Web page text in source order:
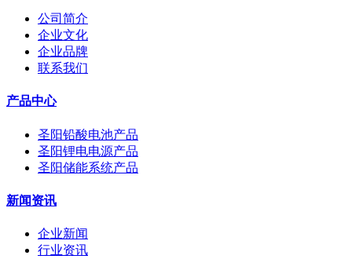
公司简介
企业文化
企业品牌
联系我们
产品中心
圣阳铅酸电池产品
圣阳锂电电源产品
圣阳储能系统产品
新闻资讯
企业新闻
行业资讯